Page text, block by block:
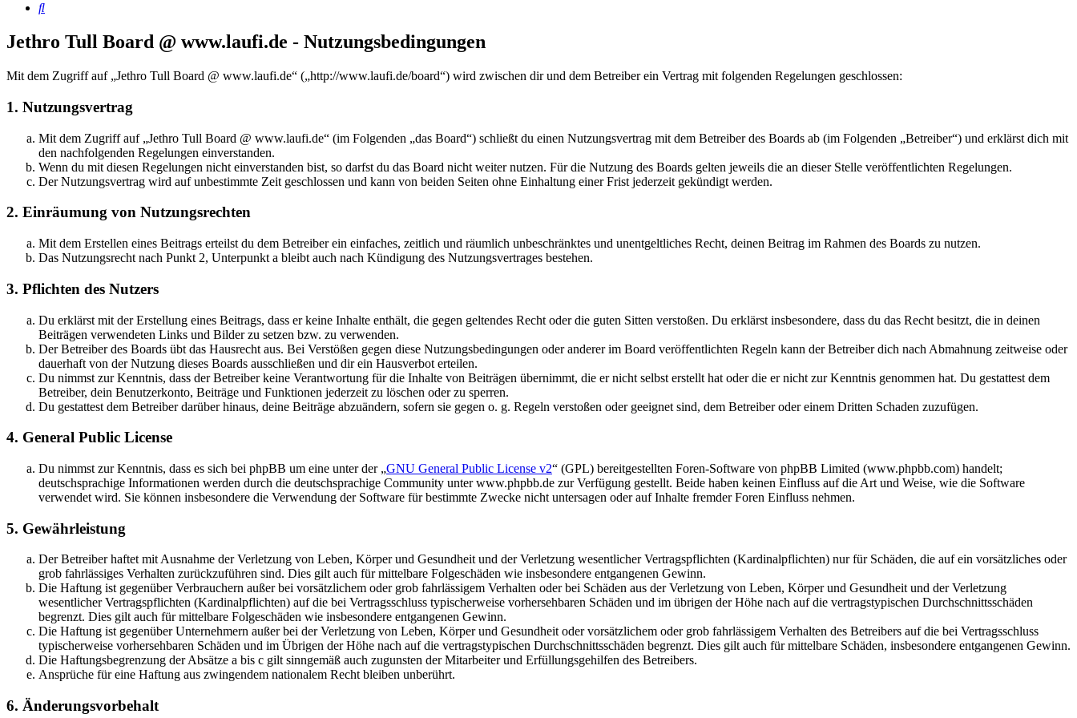
Suche
Jethro Tull Board @ www.laufi.de - Nutzungsbedingungen
Mit dem Zugriff auf „Jethro Tull Board @ www.laufi.de“ („http://www.laufi.de/board“) wird zwischen dir und dem Betreiber ein Vertrag mit folgenden Regelungen geschlossen:
1. Nutzungsvertrag
Mit dem Zugriff auf „Jethro Tull Board @ www.laufi.de“ (im Folgenden „das Board“) schließt du einen Nutzungsvertrag mit dem Betreiber des Boards ab (im Folgenden „Betreiber“) und erklärst dich mit
den nachfolgenden Regelungen einverstanden.
Wenn du mit diesen Regelungen nicht einverstanden bist, so darfst du das Board nicht weiter nutzen. Für die Nutzung des Boards gelten jeweils die an dieser Stelle veröffentlichten Regelungen.
Der Nutzungsvertrag wird auf unbestimmte Zeit geschlossen und kann von beiden Seiten ohne Einhaltung einer Frist jederzeit gekündigt werden.
2. Einräumung von Nutzungsrechten
Mit dem Erstellen eines Beitrags erteilst du dem Betreiber ein einfaches, zeitlich und räumlich unbeschränktes und unentgeltliches Recht, deinen Beitrag im Rahmen des Boards zu nutzen.
Das Nutzungsrecht nach Punkt 2, Unterpunkt a bleibt auch nach Kündigung des Nutzungsvertrages bestehen.
3. Pflichten des Nutzers
Du erklärst mit der Erstellung eines Beitrags, dass er keine Inhalte enthält, die gegen geltendes Recht oder die guten Sitten verstoßen. Du erklärst insbesondere, dass du das Recht besitzt, die in deinen
Beiträgen verwendeten Links und Bilder zu setzen bzw. zu verwenden.
Der Betreiber des Boards übt das Hausrecht aus. Bei Verstößen gegen diese Nutzungsbedingungen oder anderer im Board veröffentlichten Regeln kann der Betreiber dich nach Abmahnung zeitweise oder
dauerhaft von der Nutzung dieses Boards ausschließen und dir ein Hausverbot erteilen.
Du nimmst zur Kenntnis, dass der Betreiber keine Verantwortung für die Inhalte von Beiträgen übernimmt, die er nicht selbst erstellt hat oder die er nicht zur Kenntnis genommen hat. Du gestattest dem
Betreiber, dein Benutzerkonto, Beiträge und Funktionen jederzeit zu löschen oder zu sperren.
Du gestattest dem Betreiber darüber hinaus, deine Beiträge abzuändern, sofern sie gegen o. g. Regeln verstoßen oder geeignet sind, dem Betreiber oder einem Dritten Schaden zuzufügen.
4. General Public License
Du nimmst zur Kenntnis, dass es sich bei phpBB um eine unter der „GNU General Public License v2“ (GPL) bereitgestellten Foren-Software von phpBB Limited (www.phpbb.com) handelt;
deutschsprachige Informationen werden durch die deutschsprachige Community unter www.phpbb.de zur Verfügung gestellt. Beide haben keinen Einfluss auf die Art und Weise, wie die Software
verwendet wird. Sie können insbesondere die Verwendung der Software für bestimmte Zwecke nicht untersagen oder auf Inhalte fremder Foren Einfluss nehmen.
5. Gewährleistung
Der Betreiber haftet mit Ausnahme der Verletzung von Leben, Körper und Gesundheit und der Verletzung wesentlicher Vertragspflichten (Kardinalpflichten) nur für Schäden, die auf ein vorsätzliches oder
grob fahrlässiges Verhalten zurückzuführen sind. Dies gilt auch für mittelbare Folgeschäden wie insbesondere entgangenen Gewinn.
Die Haftung ist gegenüber Verbrauchern außer bei vorsätzlichem oder grob fahrlässigem Verhalten oder bei Schäden aus der Verletzung von Leben, Körper und Gesundheit und der Verletzung
wesentlicher Vertragspflichten (Kardinalpflichten) auf die bei Vertragsschluss typischerweise vorhersehbaren Schäden und im übrigen der Höhe nach auf die vertragstypischen Durchschnittsschäden
begrenzt. Dies gilt auch für mittelbare Folgeschäden wie insbesondere entgangenen Gewinn.
Die Haftung ist gegenüber Unternehmern außer bei der Verletzung von Leben, Körper und Gesundheit oder vorsätzlichem oder grob fahrlässigem Verhalten des Betreibers auf die bei Vertragsschluss
typischerweise vorhersehbaren Schäden und im Übrigen der Höhe nach auf die vertragstypischen Durchschnittsschäden begrenzt. Dies gilt auch für mittelbare Schäden, insbesondere entgangenen Gewinn.
Die Haftungsbegrenzung der Absätze a bis c gilt sinngemäß auch zugunsten der Mitarbeiter und Erfüllungsgehilfen des Betreibers.
Ansprüche für eine Haftung aus zwingendem nationalem Recht bleiben unberührt.
6. Änderungsvorbehalt